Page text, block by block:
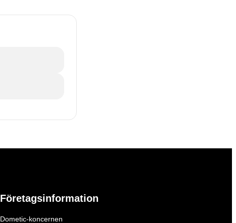
Företagsinformation
Dometic-koncernen